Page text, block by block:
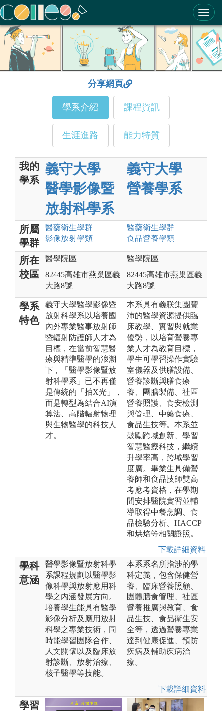
ColleGo! 大學選才與高中育才輔助系統
分享網頁
學系介紹 課程資訊
生涯進路 能力特質
我的
學系
義守大學
醫學影像暨
放射科學系
義守大學
營養學系
所屬
學群
醫藥衛生學群
影像放射學類
醫藥衛生學群
食品營養學類
所在
校區
醫學院區
82445高雄市燕巢區義
大路8號
醫學院區
82445高雄市燕巢區義
大路8號
學系
特色
義守大學醫學影像暨
放射科學系以培養國
內外專業醫事放射師
暨輻射防護師人才為
目標，在當前智慧醫
療與精準醫學的浪潮
下，「醫學影像暨放
射科學系」已不再僅
是傳統的「拍X光」，
而是轉型為結合AI演
算法、高階輻射物理
與生物醫學的科技人
才。
本系具有義联集團豐
沛的醫學資源提供臨
床教學、實習與就業
優勢，以培育營養專
業人才為教育目標，
學生可學習操作實驗
室儀器及供膳設備、
營養診斷與膳食療
養、團膳製備、社區
營養照護、食安檢測
與管理、中藥食療、
食品生技等。本系並
鼓勵跨域創新、學習
智慧醫療科技，繼續
升學率高，跨域學習
度廣。畢業生具備營
養師和食品技師雙高
考應考資格，在學期
間安排醫院實習並輔
導取得中餐烹調、食
品檢驗分析、HACCP
和烘焙等相關證照。
下載詳細資料
學科
意涵
醫學影像暨放射科學
系課程規劃以醫學影
像科學與放射應用科
學之內涵發展方向。
培養學生能具有醫學
影像分析及應用放射
科學之專業技術，同
時能學習團隊合作、
人文關懷以及臨床放
射診斷、放射治療、
核子醫學等技能。
本系系名所指涉的學
科定義，包含保健營
養、臨床營養照顧、
團體膳食管理、社區
營養推廣與教育、食
品生技、食品衛生安
全等，透過營養專業
達到健康促進、預防
疾病及輔助疾病治
療。
下載詳細資料
學習